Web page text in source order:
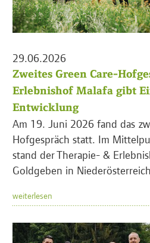
29.06.2026
Zweites Green Care-
Erlebnishof Malafa gibt
Entwicklung
Am 19. Juni 2026 fand das
Hofgespräch statt. Im
stand der Therapie- &
Goldgeben in
weiterlesen